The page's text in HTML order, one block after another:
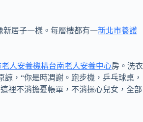
新居子一樣。每層樓都有一新北市養護
人安養機構台南老人安養中心房。洗衣
，“你是時凋謝。跑步機，乒乓球桌，
裡不消擔憂帳單，不消操心兒女，全部